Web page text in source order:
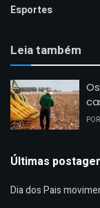
Esportes
Leia também
POR
Últimas
Dia dos Pais